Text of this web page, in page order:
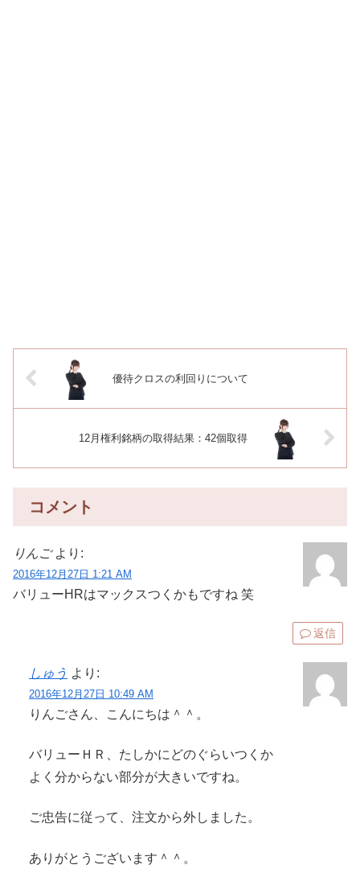
優待クロスの利回りについて
12月権利銘柄の取得結果：42個取得
コメント
りんご より:
2016年12月27日 1:21 AM
バリューHRはマックスつくかもですね 笑
返信
しゅう より:
2016年12月27日 10:49 AM
りんごさん、こんにちは＾＾。
バリューＨＲ、たしかにどのぐらいつくか
よく分からない部分が大きいですね。
ご忠告に従って、注文から外しました。
ありがとうございます＾＾。